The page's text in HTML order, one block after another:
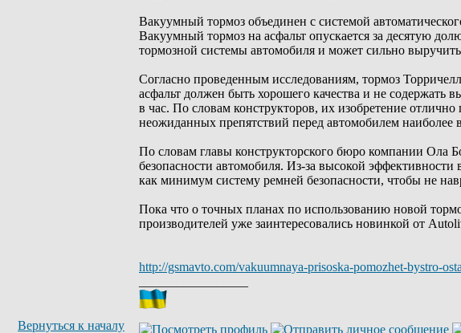
Вакуумный тормоз объединен с системой
Вакуумный тормоз на асфальт опускается за десятую
тормозной системы автомобиля и может сильно
Согласно проведенным исследованиям, тормоз
асфальт должен быть хорошего качества и не содержать
в час. По словам конструкторов, их изобретение
неожиданных препятствий перед автомобилем наиболее
По словам главы конструкторского бюро компании Ола
безопасности автомобиля. Из-за высокой
как минимум систему ремней безопасности, чтобы не
Пока что о точных планах по использованию новой
производителей уже заинтересовались новинкой от
http://gsmavto.com/vakuumnaya-prisoska-pomozhet-bystro-
Вернуться к началу